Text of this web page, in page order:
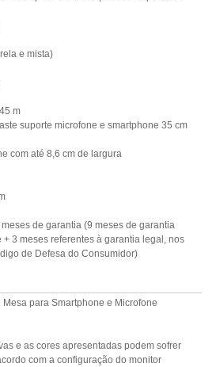
e mista)
m
suporte microfone e smartphone 35 cm
com até 8,6 cm de largura
meses de garantia (9 meses de garantia
3 meses referentes à garantia legal, nos
de Defesa do Consumidor)
para Smartphone e Microfone
e as cores apresentadas podem sofrer
com a configuração do monitor